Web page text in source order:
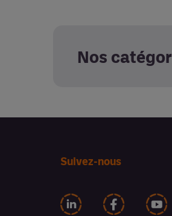
Nos
Suivez-nous